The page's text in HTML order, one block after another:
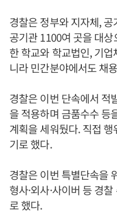
경찰은 정부와 지자체,
공기관 1100여 곳을 대
한 학교와 학교법인, 기
니라 민간분야에서도 채
경찰은 이번 단속에서 적
을 적용하며 금품수수 등
계획을 세워뒀다. 직접
기로 했다.
경찰은 이번 특별단속을
형사·외사·사이버 등 경
로 했다.